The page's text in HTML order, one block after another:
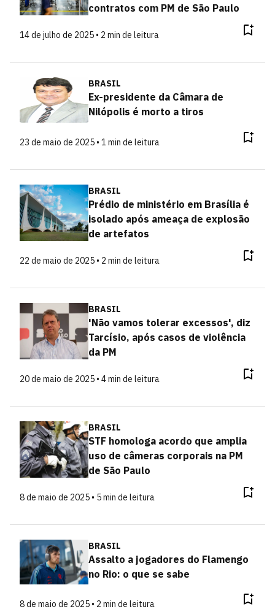
contratos com PM de São Paulo
14 de julho de 2025 • 2 min de leitura
BRASIL
Ex-presidente da Câmara de
Nilópolis é morto a tiros
23 de maio de 2025 • 1 min de leitura
BRASIL
Prédio de ministério em Brasília é
isolado após ameaça de explosão
de artefatos
22 de maio de 2025 • 2 min de leitura
BRASIL
'Não vamos tolerar excessos', diz
Tarcísio, após casos de violência
da PM
20 de maio de 2025 • 4 min de leitura
BRASIL
STF homologa acordo que amplia
uso de câmeras corporais na PM
de São Paulo
8 de maio de 2025 • 5 min de leitura
BRASIL
Assalto a jogadores do Flamengo
no Rio: o que se sabe
8 de maio de 2025 • 2 min de leitura